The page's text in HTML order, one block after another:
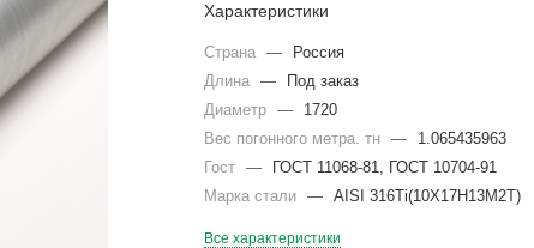
Характеристики
Страна —
Россия
Длина
—
Под заказ
Диаметр
—
1720
Вес погонного метра. тн
—
1.065435963
Гост
—
ГОСТ 11068-81, ГОСТ 10704-91
Марка стали
— AISI 316Ti(10Х17Н13М2Т)
Все характеристики